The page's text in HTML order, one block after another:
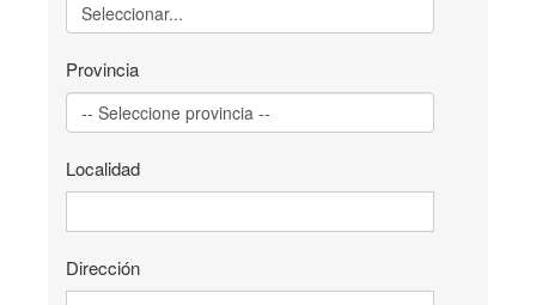
Provincia
Localidad
Dirección